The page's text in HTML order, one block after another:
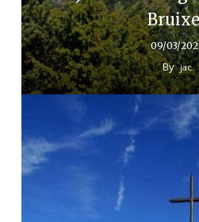
09/03/
By jac